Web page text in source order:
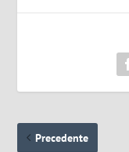
Precedente